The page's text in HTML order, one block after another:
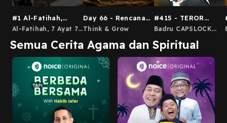
#1 Al-Fatihah,
Gerbang Menuju
Al-Fatihah, 7 Ayat 7
Day 66 - Rencana
Penebusan
Think & Grow
#415 - TEROR
POCONG PALING
SAMPE DIBUAT
Badru CAPSLOCK
Semua Cerita Agama dan Spiritual